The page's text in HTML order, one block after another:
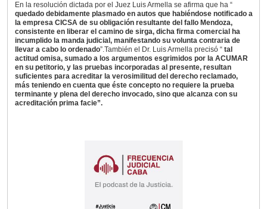
En la resolución dictada por el Juez Luis Armella se afirma que ha “
quedado debidamente plasmado en autos que habiéndose notificado a
la empresa CICSA de su obligación resultante del fallo Mendoza,
consistente en liberar el camino de sirga, dicha firma comercial ha
incumplido la manda judicial, manifestando su volunta contraria de
llevar a cabo lo ordenado”.También el Dr. Luis Armella precisó “ tal
actitud omisa, sumado a los argumentos esgrimidos por la ACUMAR
en su petitorio, y las pruebas incorporadas al presente, resultan
suficientes para acreditar la verosimilitud del derecho reclamado,
más teniendo en cuenta que éste concepto no requiere la prueba
terminante y plena del derecho invocado, sino que alcanza con su
acreditación prima facie”.